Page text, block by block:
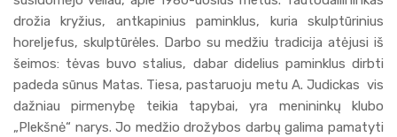
drožia kryžius, antkapinius paminklus, kuria skulptūrinius
horeljefus, skulptūrėles. Darbo su medžiu tradicija atėjusi iš
šeimos: tėvas buvo stalius, dabar didelius paminklus dirbti
padeda sūnus Matas. Tiesa, pastaruoju metu A. Judickas vis
dažniau pirmenybę teikia tapybai, yra menininkų klubo
„Plekšnė“ narys. Jo medžio drožybos darbų galima pamatyti